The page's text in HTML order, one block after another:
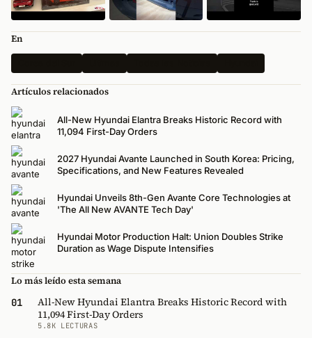
En
Artículos relacionados
All-New Hyundai Elantra Breaks Historic Record with
11,094 First-Day Orders
2027 Hyundai Avante Launched in South Korea: Pricing,
Specifications, and New Features Revealed
Hyundai Unveils 8th-Gen Avante Core Technologies at
'The All New AVANTE Tech Day'
Hyundai Motor Production Halt: Union Doubles Strike
Duration as Wage Dispute Intensifies
Lo más leído esta semana
01
All-New Hyundai Elantra Breaks Historic Record with
11,094 First-Day Orders
5.8K LECTURAS